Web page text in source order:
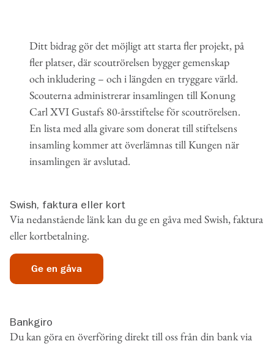
Ditt bidrag gör det möjligt att starta fler projekt, på
fler platser, där scoutrörelsen bygger gemenskap
och inkludering – och i längden en tryggare värld.
Scouterna administrerar insamlingen till Konung
Carl XVI Gustafs 80-årsstiftelse för scoutrörelsen.
En lista med alla givare som donerat till stiftelsens
insamling kommer att överlämnas till Kungen när
insamlingen är avslutad.
Swish, faktura eller kort
Via nedanstående länk kan du ge en gåva med Swish, faktura
eller kortbetalning.
Ge en gåva
Bankgiro
Du kan göra en överföring direkt till oss från din bank via